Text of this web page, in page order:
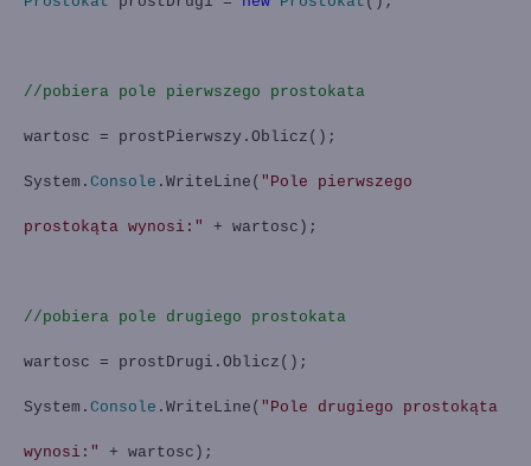
//pobiera pole pierwszego prostokata
wartosc = prostPierwszy.Oblicz();
System. Console .WriteLine( "Pole pierwszego
prostokąta wynosi:" + wartosc);
//pobiera pole drugiego prostokata
wartosc = prostDrugi.Oblicz();
System. Console .WriteLine( "Pole drugiego prostokąta
wynosi:" + wartosc);